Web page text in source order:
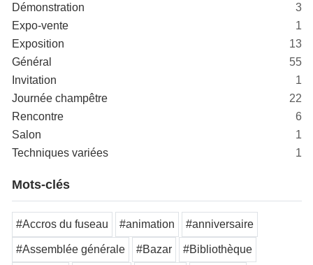
Démonstration
3
Expo-vente
1
Exposition
13
Général
55
Invitation
1
Journée champêtre
22
Rencontre
6
Salon
1
Techniques variées
1
Mots-clés
#Accros du fuseau #animation #anniversaire
#Assemblée générale #Bazar #Bibliothèque